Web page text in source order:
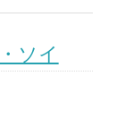
ソイ